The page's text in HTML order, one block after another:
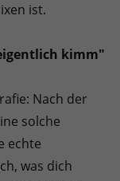
ist.
kimm"
Nach der
solche
echte
was dich